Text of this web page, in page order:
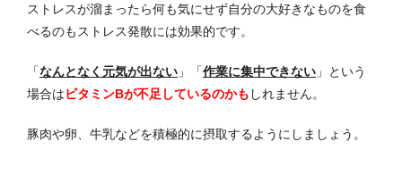
ストレスが溜まったら何も気にせず自分の大好きなものを食
べるのもストレス発散には効果的です。
「なんとなく元気が出ない 」「作業に集中できない 」という
場合はビタミンBが不足しているのかも しれません。
豚肉や卵、牛乳などを積極的に摂取するようにしましょう。